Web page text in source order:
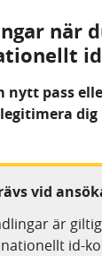
när
nytt pass
dig
vid
är
id-